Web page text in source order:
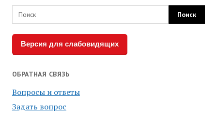
Версия для слабовидящих
ОБРАТНАЯ СВЯЗЬ
Вопросы и ответы
Задать вопрос